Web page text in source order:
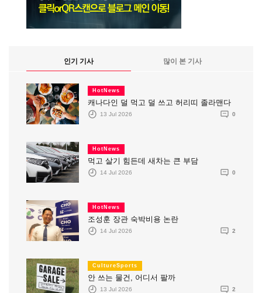
인기 기사 많이 본 기사
HotNews
캐나다인 덜 먹고 덜 쓰고 허리띠 졸라맨다
13 Jul 2026 0
HotNews
먹고 살기 힘든데 새차는 큰 부담
14 Jul 2026 0
HotNews
조성훈 장관 숙박비용 논란
14 Jul 2026 2
CultureSports
안 쓰는 물건, 어디서 팔까
13 Jul 2026 2